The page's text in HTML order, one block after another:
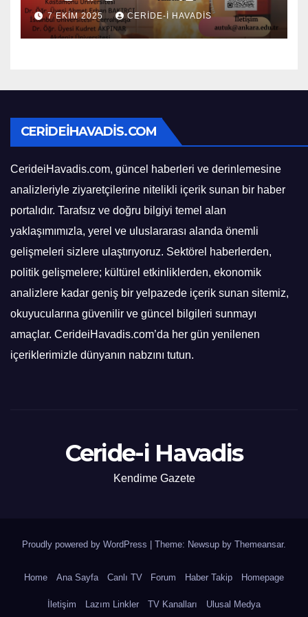
Açılık Öğrencileri İçin
Başlıyor
7 EKIM 2025 CERIDE-I HAVADIS
CERIDEIHAVADIS.COM
CerideiHavadis.com, güncel haberleri ve derinlemesine
analizleriyle ziyaretçilerine nitelikli içerik sunan bir haber
portalıdır. Tarafsız ve doğru bilgiyi temel alan
yaklaşımımızla, yerel ve uluslararası alanda önemli
gelişmeleri sizlere ulaştırıyoruz. Sektörel haberlerden,
politik gelişmelere; kültürel etkinliklerden, ekonomik
analizlere kadar geniş bir yelpazede içerik sunan sitemiz,
okuyucularına güvenilir ve güncel bilgileri sunmayı
amaçlar. CerideiHavadis.com’da her gün yenilenen
içeriklerimizle dünyanın nabzını tutun.
Ceride-i Havadis
Kendime Gazete
Proudly powered by WordPress Theme: Newsup by Themeansar.
Home Ana Sayfa Canlı TV Forum Haber Takip Homepage
İletişim Lazım Linkler TV Kanalları Ulusal Medya